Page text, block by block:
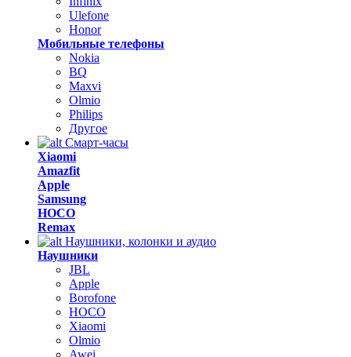
Ulefone
Honor
Мобильные телефоны
Nokia
BQ
Maxvi
Olmio
Philips
Другое
Смарт-часы
Xiaomi
Amazfit
Apple
Samsung
HOCO
Remax
Наушники, колонки и аудио
Наушники
JBL
Apple
Borofone
HOCO
Xiaomi
Olmio
Awei